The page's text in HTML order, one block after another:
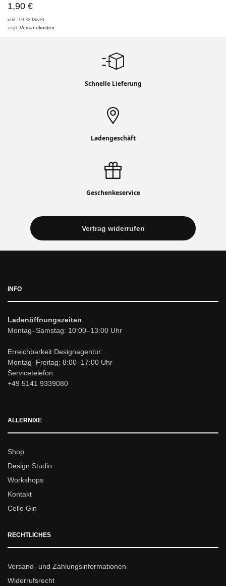
1,90 €
inkl. 19 % MwSt.
zzgl.Versandkosten
Schnelle Lieferung
Ladengeschäft
Geschenkeservice
Vertrag widerrufen
INFO
Ladenöffnungszeiten
Montag–Samstag: 10:00–13:00 Uhr
Erreichbarkeit Designagentur:
Montag–Freitag: 8:00–17:00 Uhr
Servicetelefon:
+49 5141 9339080
ALLERNIXE
Shop
Design Studio
Workshops
Kontakt
Celle Gin
RECHTLICHES
Versand- und Zahlungsinformationen
Widerrufsrecht